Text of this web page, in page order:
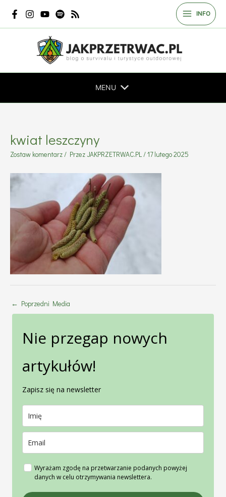
treści
INFO
MENU
kwiat leszczyny
Zostaw komentarz/ PrzezJAKPRZETRWAC.PL/17 lutego 2025
← Poprzedni Media
Nie przegap nowych
artykułów!
Zapisz się na newsletter
Wyrażam zgodę na przetwarzanie podanych powyżej
danych w celu otrzymywania newslettera.